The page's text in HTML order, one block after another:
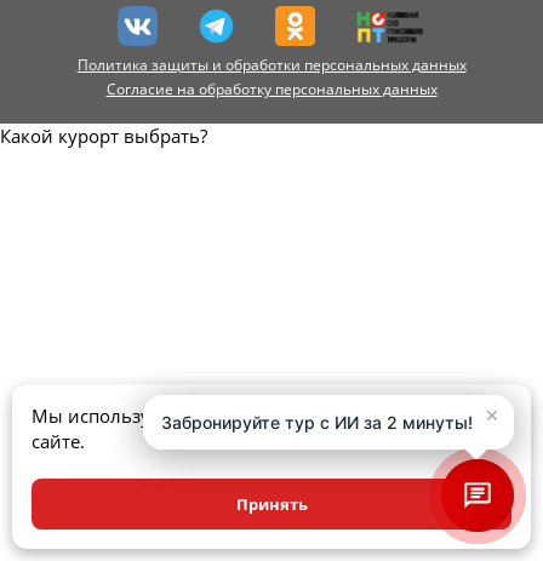
Политика защиты и обработки персональных данных
Согласие на обработку персональных данных
Мы используем куки, чтобы улучшить ваш опыт на
сайте.
Принять
×
Забронируйте тур с ИИ за 2 минуты! ×
Забронируйте тур с ИИ за 2 минуты!
Какой курорт выбрать?